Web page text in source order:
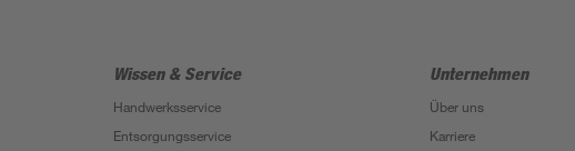
Wissen & Service
Handwerksservice
Entsorgungsservice
Unternehmen
Über uns
Karriere